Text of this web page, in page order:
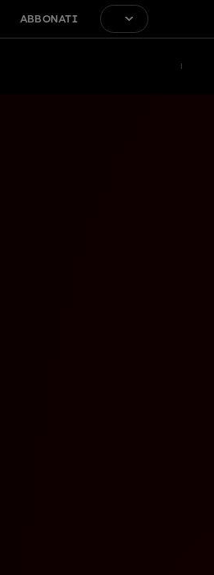
ABBONATI